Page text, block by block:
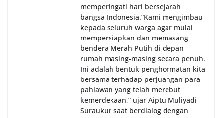
memperingati hari bersejarah
bangsa Indonesia.‎‎”Kami mengimbau
kepada seluruh warga agar mulai
mempersiapkan dan memasang
bendera Merah Putih di depan
rumah masing-masing secara penuh.
Ini adalah bentuk penghormatan kita
bersama terhadap perjuangan para
pahlawan yang telah merebut
kemerdekaan,” ujar Aiptu Muliyadi
Suraukur saat berdialog dengan